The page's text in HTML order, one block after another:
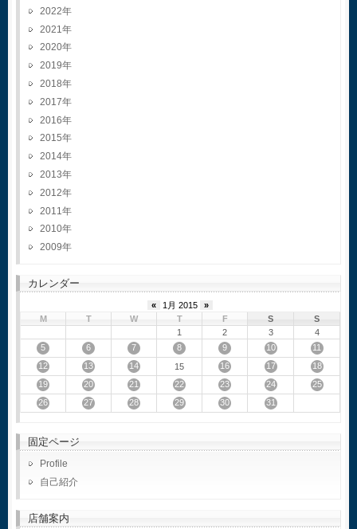
2022
2021
2020
2019
2018
2017
2016
2015
2014
2013
2012
2011
2010
2009
カレンダー
« 1月 2015
»
M
T W T F S
S
1
2 3
4
5
6 7 8 9 10
11
12
13 14 15 16 17
18
19
20 21 22 23 24
25
26
27 28 29 30 31
固定ページ
Profile
自己紹介
店舗案内